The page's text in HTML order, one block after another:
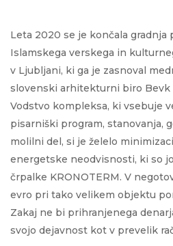
Leta 2020 se je končala gradnja
Islamskega verskega in
v Ljubljani, ki ga je zasnoval
slovenski arhitekturni biro Bevk
Vodstvo kompleksa, ki vsebuje
pisarniški program, stanovanja,
molilni del, si je želelo
energetske neodvisnosti, ki so
črpalke KRONOTERM. V
evro pri tako velikem objektu
Zakaj ne bi prihranjenega
svojo dejavnost kot v prevelik